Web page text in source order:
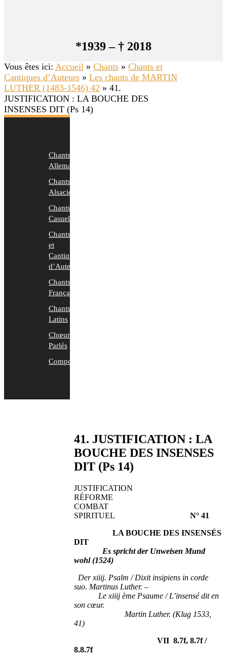
*1939 – † 2018
41. JUSTIFICATION : LA
BOUCHE DES INSENSES
DIT (Ps 14)
JUSTIFICATION
RÉFORME
COMBAT
SPIRITUEL
N° 41
LA BOUCHE DES INSENSÉS
DIT
Es spricht der Unweisen Mund
wohl (1524)
Der xiiij. Psalm / Dixit insipiens in corde
suo. Martinus Luther. –
Le xiiij ème Psaume / L’insensé dit en
son cœur.
Martin Luther. (Klug 1533,
41)
VII 8.7f, 8.7f /
8.8.7f
Vous êtes ici: Accueil » Chants » Chants et
Cantiques d’Auteurs » Les chants de MARTIN
LUTHER (1483-1546) 42 » 41.
JUSTIFICATION : LA BOUCHE DES
INSENSES DIT (Ps 14)
Chants
Allemands
Chants
Alsaciens
Chants
Casuels
Chants
et
Cantiques
d’Auteurs
Chants
Français
Chants
Latins
Chœurs
Parlés
Compositions